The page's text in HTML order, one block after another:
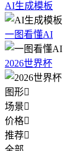
AI生成模板
一图看懂AI
2026世界杯
图形
场景
价格
推荐